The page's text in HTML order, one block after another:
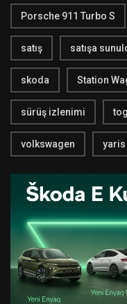
Porsche 911 Turbo S
satış satışa
skoda Station
sürüş izlenimi
volkswagen yaris